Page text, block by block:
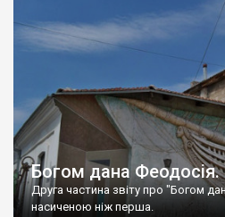
Богом дана Феодосія.
Друга частина звіту про "Богом
насиченою ніж перша.